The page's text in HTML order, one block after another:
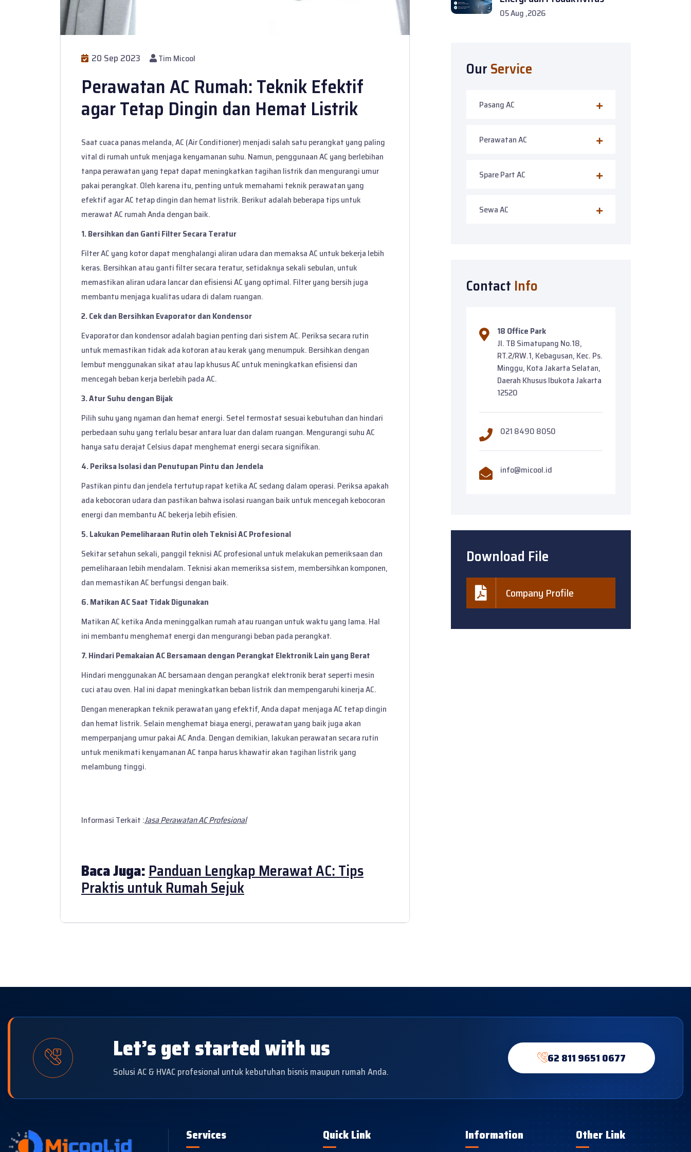
20 Sep 2023 Tim Micool
Perawatan AC Rumah: Teknik Efektif
agar Tetap Dingin dan Hemat Listrik
Saat cuaca panas melanda, AC (Air Conditioner) menjadi salah satu perangkat yang paling
vital di rumah untuk menjaga kenyamanan suhu. Namun, penggunaan AC yang berlebihan
tanpa perawatan yang tepat dapat meningkatkan tagihan listrik dan mengurangi umur
pakai perangkat. Oleh karena itu, penting untuk memahami teknik perawatan yang
efektif agar AC tetap dingin dan hemat listrik. Berikut adalah beberapa tips untuk
merawat AC rumah Anda dengan baik.
1. Bersihkan dan Ganti Filter Secara Teratur
Filter AC yang kotor dapat menghalangi aliran udara dan memaksa AC untuk bekerja lebih
keras. Bersihkan atau ganti filter secara teratur, setidaknya sekali sebulan, untuk
memastikan aliran udara lancar dan efisiensi AC yang optimal. Filter yang bersih juga
membantu menjaga kualitas udara di dalam ruangan.
2. Cek dan Bersihkan Evaporator dan Kondensor
Evaporator dan kondensor adalah bagian penting dari sistem AC. Periksa secara rutin
untuk memastikan tidak ada kotoran atau kerak yang menumpuk. Bersihkan dengan
lembut menggunakan sikat atau lap khusus AC untuk meningkatkan efisiensi dan
mencegah beban kerja berlebih pada AC.
3. Atur Suhu dengan Bijak
Pilih suhu yang nyaman dan hemat energi. Setel termostat sesuai kebutuhan dan hindari
perbedaan suhu yang terlalu besar antara luar dan dalam ruangan. Mengurangi suhu AC
hanya satu derajat Celsius dapat menghemat energi secara signifikan.
4. Periksa Isolasi dan Penutupan Pintu dan Jendela
Pastikan pintu dan jendela tertutup rapat ketika AC sedang dalam operasi. Periksa apakah
ada kebocoran udara dan pastikan bahwa isolasi ruangan baik untuk mencegah kebocoran
energi dan membantu AC bekerja lebih efisien.
5. Lakukan Pemeliharaan Rutin oleh Teknisi AC Profesional
Sekitar setahun sekali, panggil teknisi AC profesional untuk melakukan pemeriksaan dan
pemeliharaan lebih mendalam. Teknisi akan memeriksa sistem, membersihkan komponen,
dan memastikan AC berfungsi dengan baik.
6. Matikan AC Saat Tidak Digunakan
Matikan AC ketika Anda meninggalkan rumah atau ruangan untuk waktu yang lama. Hal
ini membantu menghemat energi dan mengurangi beban pada perangkat.
7. Hindari Pemakaian AC Bersamaan dengan Perangkat Elektronik Lain yang Berat
Hindari menggunakan AC bersamaan dengan perangkat elektronik berat seperti mesin
cuci atau oven. Hal ini dapat meningkatkan beban listrik dan mempengaruhi kinerja AC.
Dengan menerapkan teknik perawatan yang efektif, Anda dapat menjaga AC tetap dingin
dan hemat listrik. Selain menghemat biaya energi, perawatan yang baik juga akan
memperpanjang umur pakai AC Anda. Dengan demikian, lakukan perawatan secara rutin
untuk menikmati kenyamanan AC tanpa harus khawatir akan tagihan listrik yang
melambung tinggi.
Informasi Terkait :Jasa Perawatan AC Profesional
Baca Juga:Panduan Lengkap Merawat AC: Tips
Praktis untuk Rumah Sejuk
05 Aug ,2026
OurService
Pasang AC
Perawatan AC
Spare Part AC
Sewa AC
Contact Info
18 Office Park
Jl. TB Simatupang No.18,
RT.2/RW.1, Kebagusan, Kec. Ps.
Minggu, Kota Jakarta Selatan,
Daerah Khusus Ibukota Jakarta
12520
021 8490 8050
info@micool.id
Download File
Company Profile
Let’s get started with us
Solusi AC & HVAC profesional untuk kebutuhan bisnis maupun rumah Anda.
62 811 9651 0677
Services Quick Link Information Other Link